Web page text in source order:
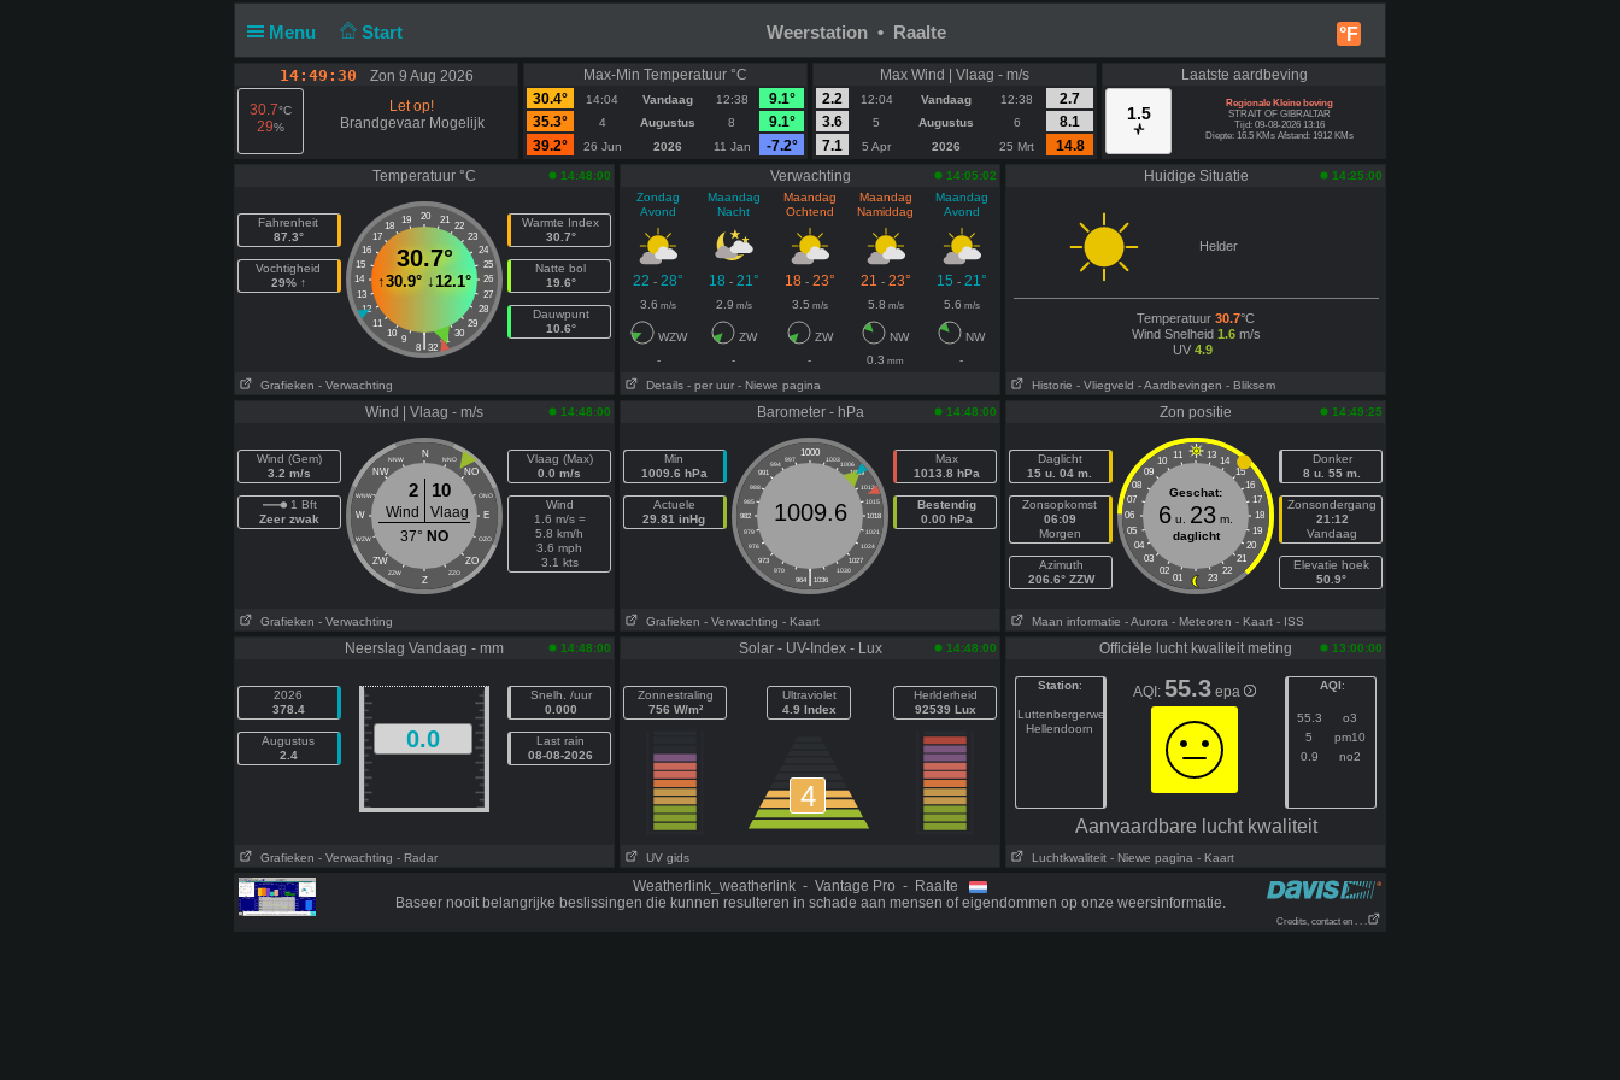
Menu Start °F
Weerstation • Raalte
14:49:30
Zon 9 Aug 2026
30.7°C
29%
Let op!
Brandgevaar Mogelijk
Max-Min Temperatuur °C
30.4°
14:04 Vandaag 12:38
9.1°
35.3°
4 Augustus 8
9.1°
39.2°
26 Jun 2026 11 Jan -7.2°
Max Wind | Vlaag - m/s
2.2
12:04 Vandaag 12:38
2.7
3.6
5 Augustus 6
8.1
7.1
5 Apr 2026 25 Mrt 14.8
Laatste aardbeving
1.5
Regionale Kleine beving
STRAIT OF GIBRALTAR
Tijd: 09-08-2026 13:16
Diepte: 16.5 KMs Afstand: 1912 KMs
Temperatuur °C 14:48:00
Fahrenheit
87.3°
Vochtigheid
29% ↑
20
19 21
18
22
17
23
16
24
15
25
14
26
13
27
12
28
11
29
10
30
9 31
|
8 32
30.7°
↑30.9° ↓12.1°
Warmte Index
30.7°
Natte bol
19.6°
Dauwpunt
10.6°
Grafieken - Verwachting
Verwachting
14:05:02
Zondag
Avond
Maandag
Nacht
Maandag
Ochtend
Maandag
Namiddag
Maandag
Avond
22 - 28° 18 - 21° 18- 23° 21 - 23° 15 - 21°
3.6 m/s 2.9 m/s 3.5 m/s 5.8 m/s 5.6 m/s
WZW ZW ZW NW
NW
-
- - 0.3 mm
-
Details - per uur - Niewe pagina
Huidige Situatie 14:25:00
Helder
Temperatuur 30.7°C
Wind Snelheid 1.6m/s
UV 4.9
Historie - Vliegveld - Aardbevingen - Bliksem
Wind | Vlaag - m/s 14:48:00
Wind (Gem)
3.2 m/s
1 Bft
Zeer zwak
N
NNW NNO
NW NO
WNW ONO
W E
WZW OZO
ZW ZO
ZZW ZZO
Z
2 10
Wind
Vlaag
37° NO
Vlaag (Max)
0.0 m/s
Wind
1.6 m/s =
5.8 km/h
3.6 mph
3.1 kts
Grafieken - Verwachting
Barometer - hPa 14:48:00
Min
1009.6 hPa
Actuele
29.81 inHg
1000
997 1003
994
1006
991
1009
988
1012
985
1015
982
1018
979
1021
976
1024
973
1027
970
1030
|
964 1036
1009.6
Max
1013.8 hPa
Bestendig
0.00 hPa
Grafieken - Verwachting - Kaart
Zon positie 14:49:25
Daglicht
15 u. 04 m.
Zonsopkomst
06:09
Morgen
Azimuth
206.6° ZZW
11 13
10
14
09
15
08
16
07
17
06
18
05
19
04
20
03
21
02
22
01 23
Geschat:
6 u. 23 m.
daglicht
Donker
8 u. 55 m.
Zonsondergang
21:12
Vandaag
Elevatie hoek
50.9°
Maan informatie - Aurora - Meteoren - Kaart - ISS
Neerslag Vandaag - mm 14:48:00
2026
378.4
Augustus
2.4
0.0
Snelh. /uur
0.000
Last rain
08-08-2026
Grafieken - Verwachting - Radar
Solar - UV-Index - Lux 14:48:00
Zonnestraling
756 W/m²
Ultraviolet
4.9 Index
4
Herlderheid
92539 Lux
UV gids
Officiële lucht kwaliteit meting 13:00:00
Station:
Luttenbergerweg
Hellendoorn
AQI: 55.3 epa AQI:
55.3
o3
5
pm10
0.9
no2
Aanvaardbare lucht kwaliteit
Luchtkwaliteit - Niewe pagina - Kaart
Weatherlink_weatherlink - Vantage Pro - Raalte
Baseer nooit belangrijke beslissingen die kunnen resulteren in schade aan mensen of eigendommen op onze weersinformatie.
Credits, contact en . . .